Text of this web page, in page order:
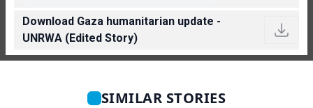
Download Gaza humanitarian update -
UNRWA (Edited Story)
SIMILAR STORIES